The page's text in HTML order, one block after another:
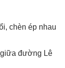
chèn ép nhau
giữa đường Lê